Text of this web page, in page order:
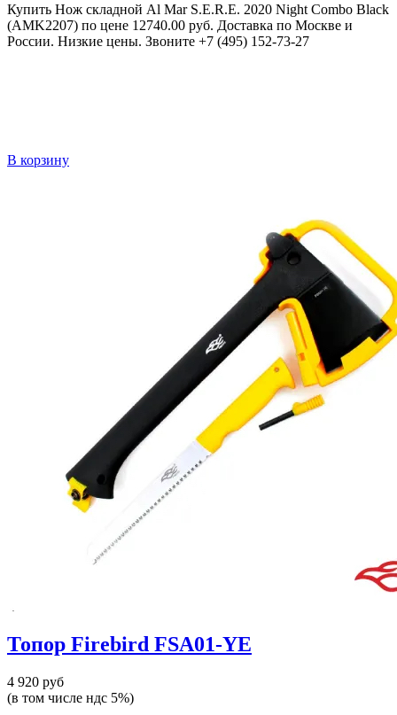
Купить Нож складной Al Mar S.E.R.E. 2020 Night Combo Black
(AMK2207) по цене 12740.00 руб. Доставка по Москве и
России. Низкие цены. Звоните +7 (495) 152-73-27
В корзину
Топор Firebird FSA01-YE
4 920 руб
(в том числе ндс 5%)